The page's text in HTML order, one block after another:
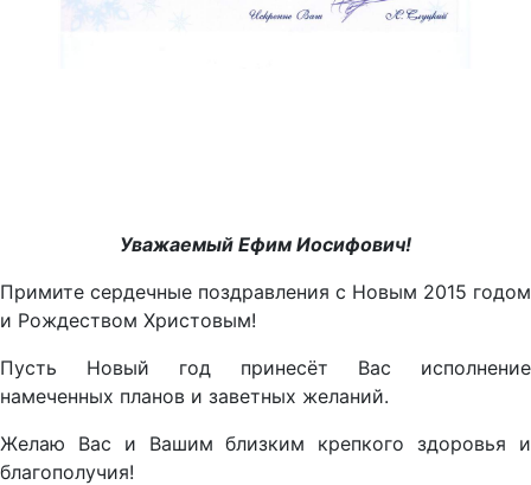
Уважаемый Ефим Иосифович!
Примите сердечные поздравления с Новым 2015 годом
и Рождеством Христовым!
Пусть Новый год принесёт Вас исполнение
намеченных планов и заветных желаний.
Желаю Вас и Вашим близким крепкого здоровья и
благополучия!